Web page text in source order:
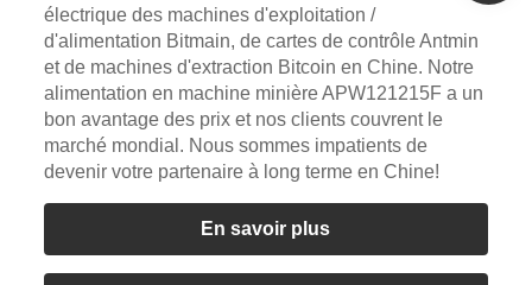
électrique des machines d'exploitation /
d'alimentation Bitmain, de cartes de contrôle Antmin
et de machines d'extraction Bitcoin en Chine. Notre
alimentation en machine minière APW121215F a un
bon avantage des prix et nos clients couvrent le
marché mondial. Nous sommes impatients de
devenir votre partenaire à long terme en Chine!
En savoir plus